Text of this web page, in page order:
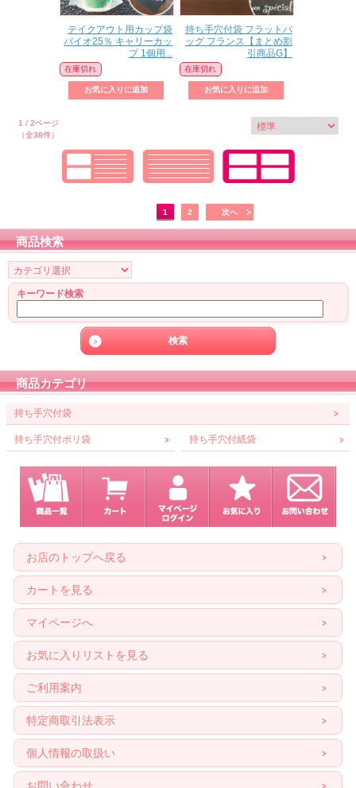
テイクアウト用カップ袋
バイオ25％ キャリーカッ
プ 1個用...
在庫切れ
持ち手穴付袋 フラットバ
ッグ フランス【まとめ割
引商品G】
在庫切れ
1 / 2ページ
（全38件）
1 2 次へ
商品検索
キーワード検索
商品カテゴリ
持ち手穴付袋
持ち手穴付ポリ袋 持ち手穴付紙袋
お店のトップへ戻る
カートを見る
マイページへ
お気に入りリストを見る
ご利用案内
特定商取引法表示
個人情報の取扱い